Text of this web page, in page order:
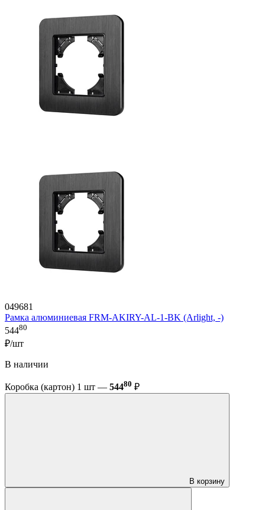
049681
Рамка алюминиевая FRM-AKIRY-AL-1-BK (Arlight, -)
54480
₽/шт
В наличии
Коробка (картон) 1 шт — 54480 ₽
В корзину